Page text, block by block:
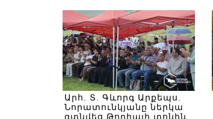
Արհ. Տ. Գևորգ Արքեպս.
Նորատունկյանը ներկա
գտնվեց Թորիայի տոնին